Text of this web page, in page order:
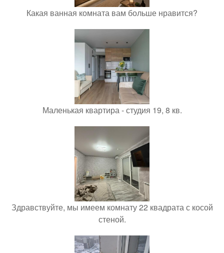
Какая ванная комната вам больше нравится?
Маленькая квартира - студия 19, 8 кв.
Здравствуйте, мы имеем комнату 22 квадрата с косой
стеной.